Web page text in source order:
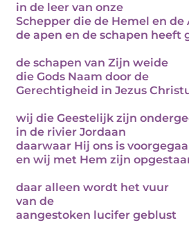
in de leer van onze
Schepper die de Hemel en de
de apen en de schapen heeft
de schapen van Zijn weide
die Gods Naam door de
Gerechtigheid in Jezus
wij die Geestelijk zijn
in de rivier Jordaan
daarwaar Hij ons is
en wij met Hem zijn
daar alleen wordt het vuur
van de
aangestoken lucifer geblust